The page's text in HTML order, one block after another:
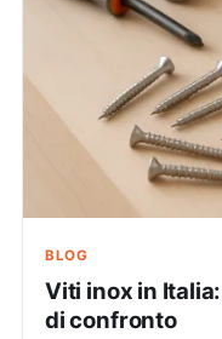
BLOG
Viti inox in
di confronto